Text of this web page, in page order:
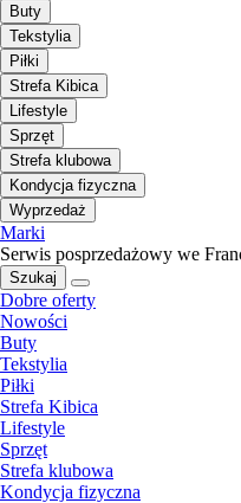
Buty
Tekstylia
Piłki
Strefa Kibica
Lifestyle
Sprzęt
Strefa klubowa
Kondycja fizyczna
Wyprzedaż
Marki
Serwis posprzedażowy we
Szukaj
Dobre oferty
Nowości
Buty
Tekstylia
Piłki
Strefa Kibica
Lifestyle
Sprzęt
Strefa klubowa
Kondycja fizyczna